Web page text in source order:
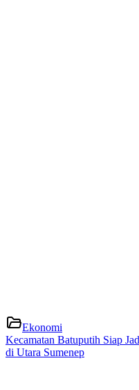
Ekonomi
Kecamatan Batuputih Siap
di Utara Sumenep